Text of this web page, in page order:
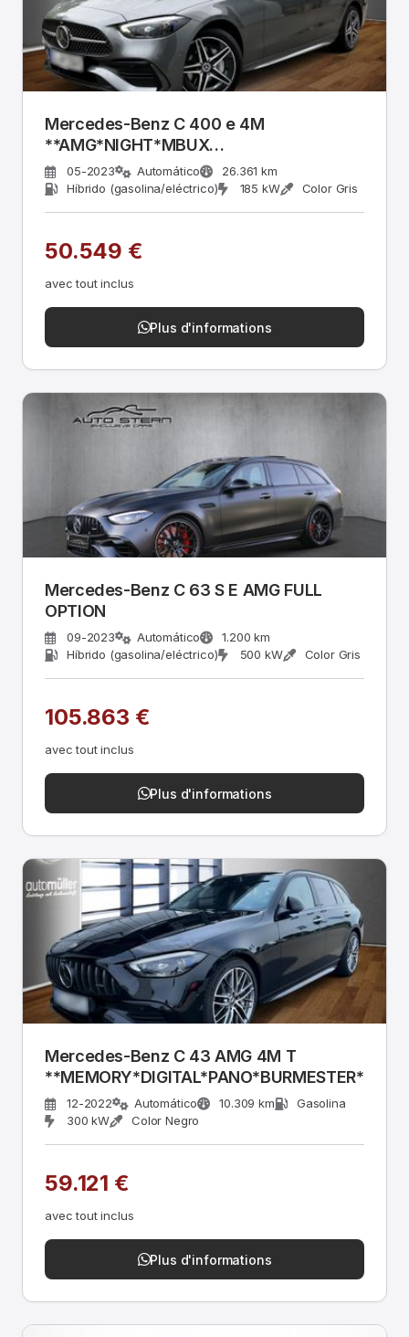
Mercedes-Benz C 400 e 4M
**AMG*NIGHT*MBUX
PREMIUM*FAHRASSIST*
05-2023 Automático
26.361 km
Híbrido (gasolina/eléctrico)
185 kW Color Gris
50.549 €
avec tout inclus
Plus d'informations
Mercedes-Benz C 63 S E AMG FULL
OPTION
09-2023 Automático
1.200 km
Híbrido (gasolina/eléctrico)
500 kW Color Gris
105.863 €
avec tout inclus
Plus d'informations
Mercedes-Benz C 43 AMG 4M T
**MEMORY*DIGITAL*PANO*BURMESTER*36
12-2022 Automático 10.309 km
Gasolina
300 kW
Color Negro
59.121 €
avec tout inclus
Plus d'informations